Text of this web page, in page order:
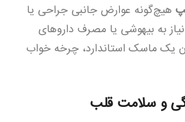
هیچ‌گونه عوارض جانبی جراحی یا
به بیهوشی یا مصرف داروهای
یک ماسک استاندارد، چرخه خواب